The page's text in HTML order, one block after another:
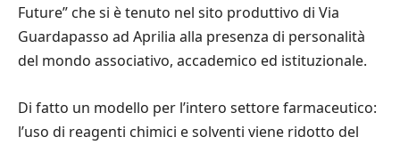
Future” che si è tenuto nel sito produttivo di Via
Guardapasso ad Aprilia alla presenza di personalità
del mondo associativo, accademico ed istituzionale.
Di fatto un modello per l’intero settore farmaceutico:
l’uso di reagenti chimici e solventi viene ridotto del